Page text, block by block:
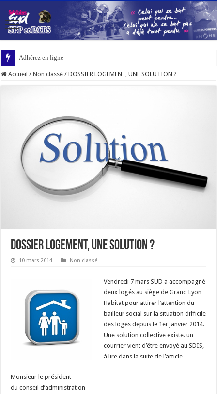
Adhérez en ligne
Accueil / Non classé / DOSSIER LOGEMENT, UNE SOLUTION ?
DOSSIER LOGEMENT, UNE SOLUTION ?
10 mars 2014 Non classé
Vendredi 7 mars SUD a accompagné
deux logés au siège de Grand Lyon
Habitat pour attirer l’attention du
bailleur social sur la situation difficile
des logés depuis le 1er janvier 2014.
Une solution collective existe. un
courrier vient d’être envoyé au SDIS,
à lire dans la suite de l’article.
Monsieur le président
du conseil d’administration